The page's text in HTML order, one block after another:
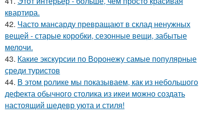
квартира.
42. Часто мансарду превращают в склад ненужных
вещей - старые коробки, сезонные вещи, забытые
мелочи.
43. Какие экскурсии по Воронежу самые популярные
среди туристов
44. В этом ролике мы показываем, как из небольшого
дефекта обычного столика из икеи можно создать
настоящий шедевр уюта и стиля!